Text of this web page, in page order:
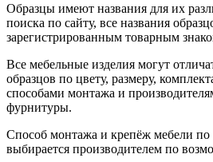
Образцы имеют названия для их
поиска по сайту, все названия
зарегистрированным товарным
Все мебельные изделия могут
образцов по цвету, размеру,
способами монтажа и
фурнитуры.
Способ монтажа и крепёж мебели по
выбирается производителем по